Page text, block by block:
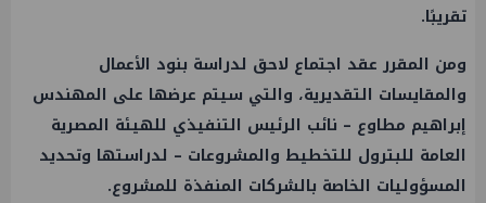
تقريبًا.
ومن المقرر عقد اجتماع لاحق لدراسة بنود الأعمال
والمقايسات التقديرية، والتي سيتم عرضها على المهندس
إبراهيم مطاوع – نائب الرئيس التنفيذي للهيئة المصرية
العامة للبترول للتخطيط والمشروعات – لدراستها وتحديد
المسؤوليات الخاصة بالشركات المنفذة للمشروع.